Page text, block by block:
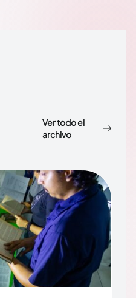
Ver todo el
archivo